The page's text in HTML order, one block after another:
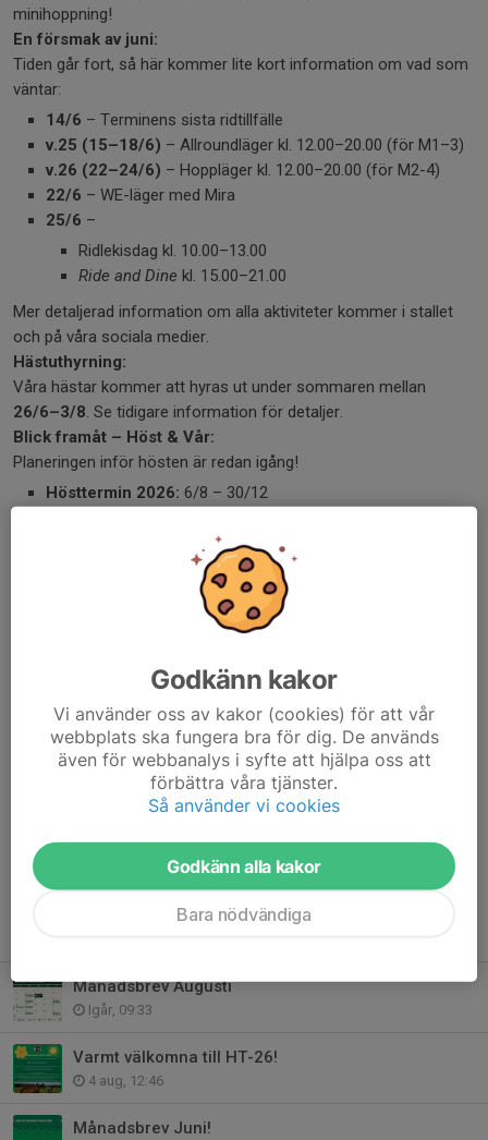
minihoppning!
En försmak av juni:
Tiden går fort, så här kommer lite kort information om vad som
väntar:
14/6 – Terminens sista ridtillfälle
v.25 (15–18/6) – Allroundläger kl. 12.00–20.00 (för M1–3)
v.26 (22–24/6) – Hoppläger kl. 12.00–20.00 (för M2-4)
22/6 – WE-läger med Mira
25/6 –
Ridlekisdag kl. 10.00–13.00
Ride and Dine kl. 15.00–21.00
Mer detaljerad information om alla aktiviteter kommer i stallet
och på våra sociala medier.
Hästuthyrning:
Våra hästar kommer att hyras ut under sommaren mellan
26/6–3/8. Se tidigare information för detaljer.
Blick framåt – Höst & Vår:
Planeringen inför hösten är redan igång!
Hösttermin 2026: 6/8 – 30/12
Vi kommer som vanligt även erbjuda hästuthyrning över jul- och
nyårshelgen – mer information om detta kommer längre fram.
Vi har verkligen mycket fint att se fram emot de kommande
månaderna, och vi hoppas att just du vill vara med oss på resan.
del av Gagnefs Ridklubb 💚
kontakta oss:
gagnefs.ridklubb@telia.com
Vi ses i stallet!
Månadsbrev Augusti
Igår, 09:33
Varmt välkomna till HT-26!
4 aug, 12:46
Månadsbrev Juni!
Godkänn kakor
Vi använder oss av kakor (cookies) för att vår
webbplats ska fungera bra för dig. De används
även för webbanalys i syfte att hjälpa oss att
förbättra våra tjänster.
Så använder vi cookies
Godkänn alla kakor
Bara nödvändiga